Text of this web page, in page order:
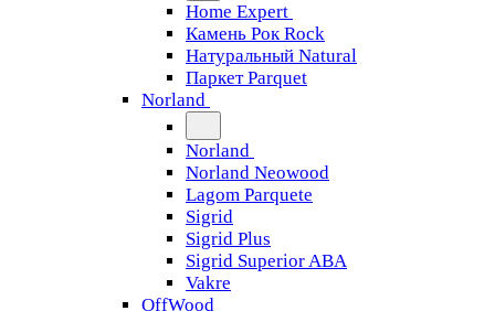
Home Expert
Камень Рок Rock
Натуральный Natural
Паркет Parquet
Norland
Norland
Norland Neowood
Lagom Parquete
Sigrid
Sigrid Plus
Sigrid Superior ABA
Vakre
OffWood